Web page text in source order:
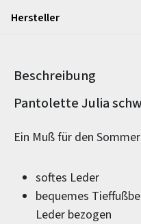
Hersteller
Beschreibung
Pantolette Julia
Ein Muß für den
softes Leder
bequemes
Leder bezogen